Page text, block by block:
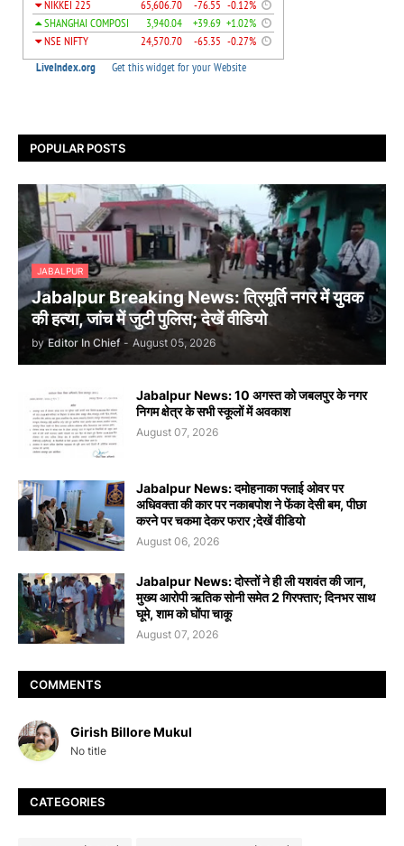
POPULAR POSTS
JABALPUR
Jabalpur Breaking News: त्रिमूर्ति नगर में युवक
की हत्या, जांच में जुटी पुलिस; देखें वीडियो
by Editor In Chief - August 05, 2026
Jabalpur News: 10 अगस्त को जबलपुर के नगर
निगम क्षेत्र के सभी स्कूलों में अवकाश
August 07, 2026
Jabalpur News: दमोहनाका फ्लाई ओवर पर
अधिवक्ता की कार पर नकाबपोश ने फेंका देसी बम, पीछा
करने पर चकमा देकर फरार ;देखें वीडियो
August 06, 2026
Jabalpur News: दोस्तों ने ही ली यशवंत की जान,
मुख्य आरोपी ऋतिक सोनी समेत 2 गिरफ्तार; दिनभर साथ
घूमे, शाम को घोंपा चाकू
August 07, 2026
COMMENTS
Girish Billore Mukul
No title
CATEGORIES